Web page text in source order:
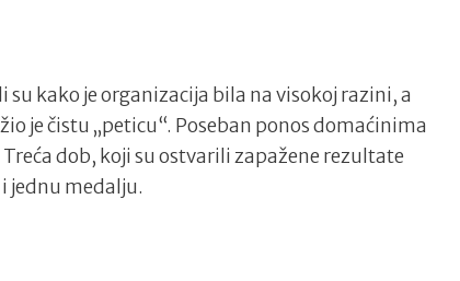
uspjehe
kako je organizacija bila na visokoj razini, a
je čistu „peticu“. Poseban ponos domaćinima
dob, koji su ostvarili zapažene rezultate
jednu medalju.